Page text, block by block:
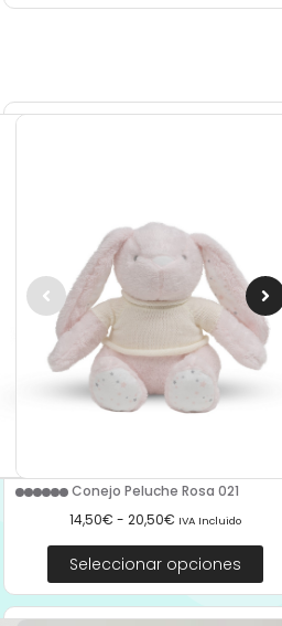
Conejo Peluche Rosa 021
14,50€ - 20,50€ IVA Incluido
Seleccionar opciones